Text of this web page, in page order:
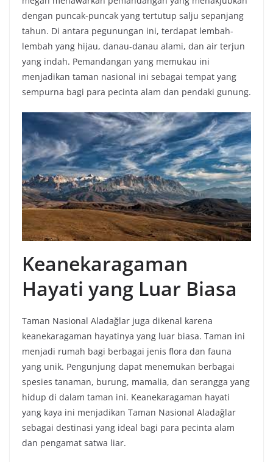
dengan puncak-puncak yang tertutup salju sepanjang
tahun. Di antara pegunungan ini, terdapat lembah-
lembah yang hijau, danau-danau alami, dan air terjun
yang indah. Pemandangan yang memukau ini
menjadikan taman nasional ini sebagai tempat yang
sempurna bagi para pecinta alam dan pendaki gunung.
Keanekaragaman
Hayati yang Luar Biasa
Taman Nasional Aladağlar juga dikenal karena
keanekaragaman hayatinya yang luar biasa. Taman ini
menjadi rumah bagi berbagai jenis flora dan fauna
yang unik. Pengunjung dapat menemukan berbagai
spesies tanaman, burung, mamalia, dan serangga yang
hidup di dalam taman ini. Keanekaragaman hayati
yang kaya ini menjadikan Taman Nasional Aladağlar
sebagai destinasi yang ideal bagi para pecinta alam
dan pengamat satwa liar.